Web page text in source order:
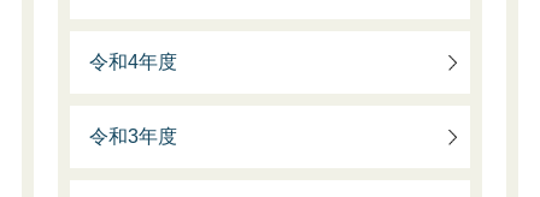
令和4年度
令和3年度